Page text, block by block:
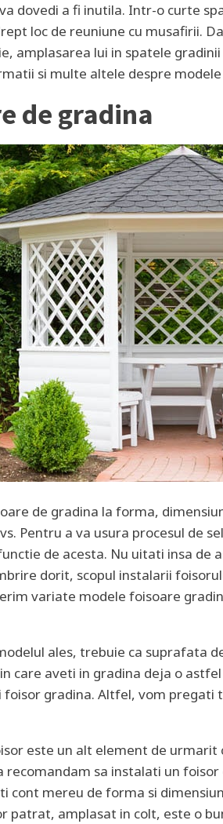
dovedi a fi inutila. Intr-o curte
loc de reuniune cu musafirii.
amplasarea lui in spatele
si multe altele despre
de gradina
de gradina la forma,
Pentru a va usura procesul de
de acesta. Nu uitati insa de
dorit, scopul instalarii
variate modele foisoare
ales, trebuie ca suprafata
care aveti in gradina deja o
foisor gradina. Altfel, vom
este un alt element de urmarit
recomandam sa instalati un
cont mereu de forma si
patrat, amplasat in colt, este o